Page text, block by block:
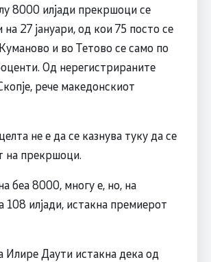
8000 илјади прекршоци се
27 јануари, од кои 75 посто се
и во Тетово се само по
Од нерегистрираните
рече македонскиот
не е да се казнува туку да се
на прекршоци.
беа 8000, многу е, но, на
108 илјади, истакна премиерот
Илире Даути истакна дека од